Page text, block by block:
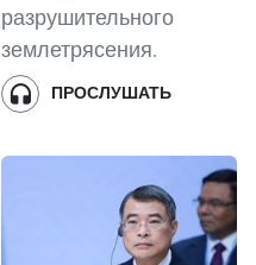
разрушительного
землетрясения.
ПРОСЛУШАТЬ